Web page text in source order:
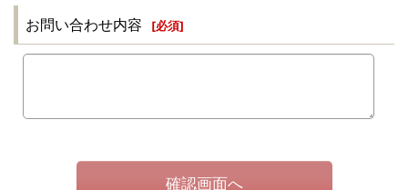
お問い合わせ内容 [必須]
確認画面へ